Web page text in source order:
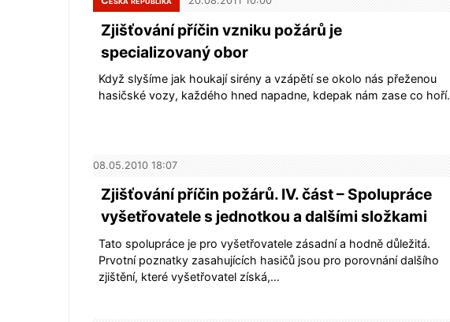
Zjišťování příčin vzniku požárů je
specializovaný obor
Když slyšíme jak houkají sirény a vzápětí se okolo nás přeženou
hasičské vozy, každého hned napadne, kdepak nám zase co hoří.
08.05.2010 18:07
Zjišťování příčin požárů. IV. část – Spolupráce
vyšetřovatele s jednotkou a dalšími složkami
Tato spolupráce je pro vyšetřovatele zásadní a hodně důležitá.
Prvotní poznatky zasahujících hasičů jsou pro porovnání dalšího
zjištění, které vyšetřovatel získá,…